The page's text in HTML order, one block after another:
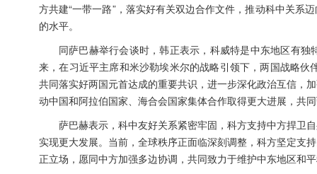
方共建“一带一路”，落实好有关双边合作文件，推动科中关系
的水平。
同萨巴赫举行会谈时，韩正表示，科威特是中东地区有
来，在习近平主席和米沙勒埃米尔的战略引领下，两国战略
共同落实好两国元首达成的重要共识，进一步深化政治互信，
动中国和阿拉伯国家、海合会国家集体合作取得更大进展，共
萨巴赫表示，科中友好关系紧密牢固，科方支持中方捍卫
实现更大发展。当前，全球秩序正面临深刻调整，科方坚定支
正立场，愿同中方加强多边协调，共同致力于维护中东地区和